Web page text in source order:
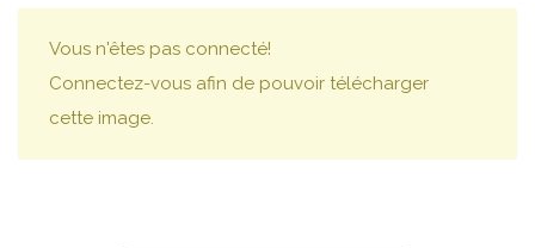
Vous n'êtes pas connecté!
Connectez-vous afin de pouvoir télécharger
cette image.